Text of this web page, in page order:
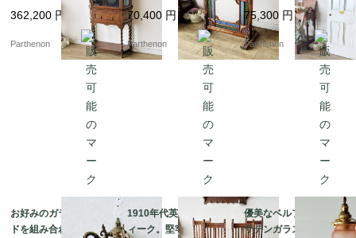
イストレッグ・ガラス
キャビネット【k108】
362,200 円
Parthenon
ョンの造作装飾パーツ
に。色鮮やかな型板ガ
ラスが光に煌めく木製
パネル【2271】
70,400 円
Parthenon
の建具。シャビーホワ
イトの4パネル木製ペイ
ントドア【6697】
75,300 円
Parthenon
お好みのガラスシェー
ドを組み合わせて楽し
1910年代英国製アンテ
ィーク。堅牢なオーク
優美なベルフラワー型
サテンガラスシェー